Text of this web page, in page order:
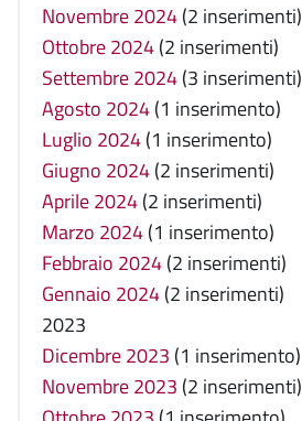
Novembre 2024(2 inserimenti)
Ottobre 2024(2 inserimenti)
Settembre 2024(3 inserimenti)
Agosto 2024(1 inserimento)
Luglio 2024(1 inserimento)
Giugno 2024(2 inserimenti)
Aprile 2024(2 inserimenti)
Marzo 2024(1 inserimento)
Febbraio 2024(2 inserimenti)
Gennaio 2024(2 inserimenti)
2023
Dicembre 2023 (1 inserimento)
Novembre 2023 (2 inserimenti)